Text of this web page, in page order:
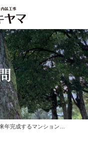
来年完成するマンションに家具を作りたいです。どのように相談すればよいですか。